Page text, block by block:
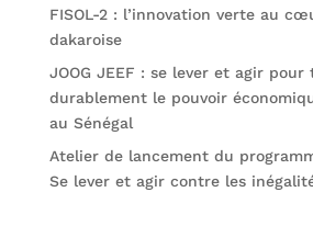
FISOL-2 : l’innovation verte au
dakaroise
JOOG JEEF : se lever et agir
durablement le pouvoir
au Sénégal
Atelier de lancement du
Se lever et agir contre les